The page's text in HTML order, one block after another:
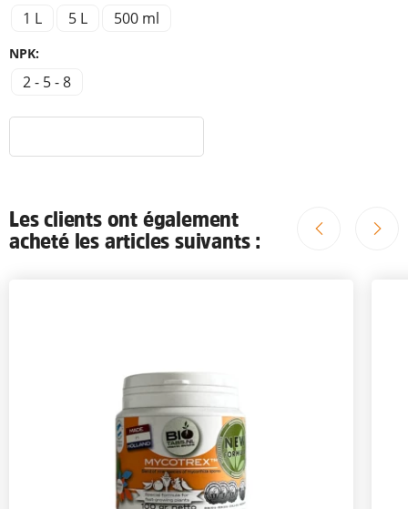
1 L 5 L 500 ml
NPK:
2 - 5 - 8
Les clients ont également
acheté les articles suivants :